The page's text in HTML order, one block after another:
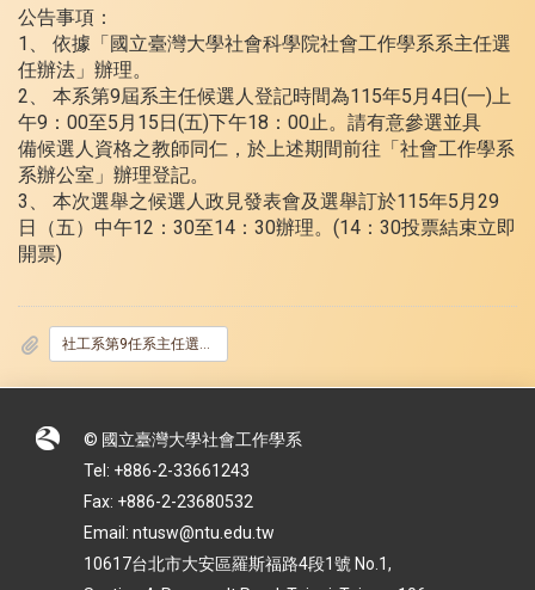
公告事項：
1、 依據「國立臺灣大學社會科學院社會工作學系系主任選
任辦法」辦理。
2、 本系第9屆系主任候選人登記時間為115年5月4日(一)上
午9：00至5月15日(五)下午18：00止。請有意參選並具
備候選人資格之教師同仁，於上述期間前往「社會工作學系
系辦公室」辦理登記。
3、 本次選舉之候選人政見發表會及選舉訂於115年5月29
日（五）中午12：30至14：30辦理。(14：30投票結束立即
開票)
社工系第9任系主任選委會第1次公告_登記及投票時間_.docx
© 國立臺灣大學社會工作學系
Tel: +886-2-33661243
Fax: +886-2-23680532
Email: ntusw@ntu.edu.tw
10617台北市大安區羅斯福路4段1號 No.1,